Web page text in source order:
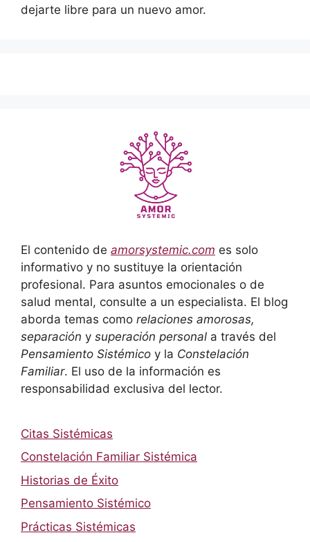
dejarte libre para un nuevo amor.
El contenido de amorsystemic.com es solo
informativo y no sustituye la orientación
profesional. Para asuntos emocionales o de
salud mental, consulte a un especialista. El blog
aborda temas como relaciones amorosas,
separación y superación personal a través del
Pensamiento Sistémico y la Constelación
Familiar. El uso de la información es
responsabilidad exclusiva del lector.
Citas Sistémicas
Constelación Familiar Sistémica
Historias de Éxito
Pensamiento Sistémico
Prácticas Sistémicas